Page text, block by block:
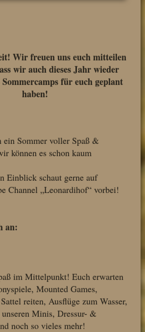
Wir freuen uns euch mitteilen
wir auch dieses Jahr wieder
für euch geplant
haben!
ein Sommer voller Spaß &
können es schon kaum
Einblick schaut gerne auf
Channel „Leonardihof“ vorbei!
an:
im Mittelpunkt! Euch erwarten
Mounted Games,
reiten, Ausflüge zum Wasser,
Minis, Dressur- &
noch so vieles mehr!